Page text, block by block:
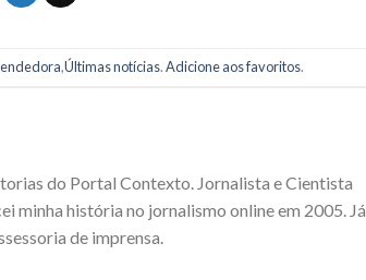
,Últimas notícias.Adicione aos favoritos.
do Portal Contexto. Jornalista e Cientista
minha história no jornalismo online em 2005. Já
de imprensa.